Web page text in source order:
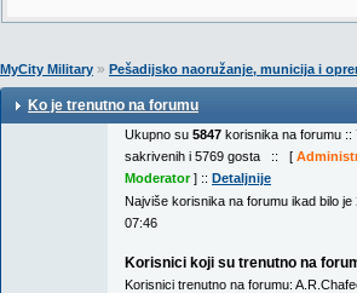
MyCity Military » Pešadijsko naoružanje, municija i
Ko je trenutno na forumu
Ukupno su 5847 korisnika na forumu ::
sakrivenih i 5769 gosta :: [
Moderator] :: Detaljnije
Najviše korisnika na forumu ikad bilo je
07:46
Korisnici koji su trenutno na
Korisnici trenutno na forumu: